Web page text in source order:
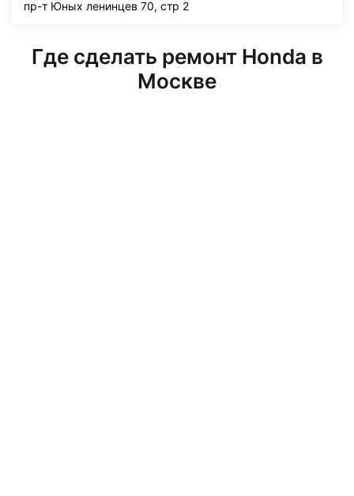
пр-т Юных ленинцев 70, стр 2
Где сделать ремонт Honda в
Москве